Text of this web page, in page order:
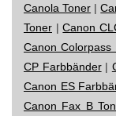
Canola Toner |
Toner |Canon
Canon Colorpass
CP Farbbänder|
Canon ES
Canon Fax B